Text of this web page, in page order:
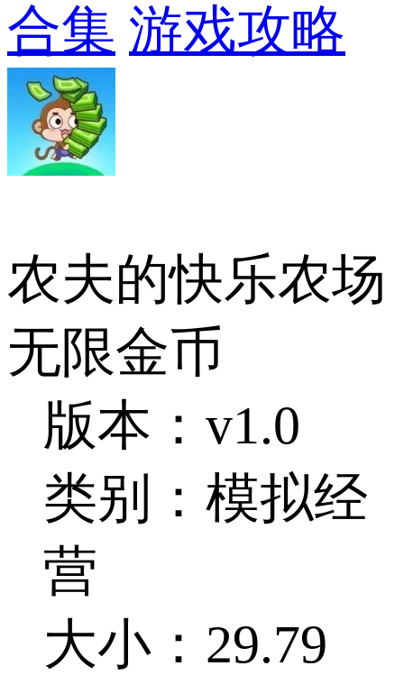
合集 游戏攻略
农夫的快乐农场
无限金币
版本：v1.0
类别：模拟经
营
大小：29.79